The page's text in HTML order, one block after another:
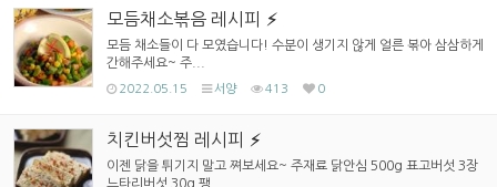
모듬채소볶음 레시피
모듬 채소들이 다 모였습니다! 수분이 생기지 않게 얼른 볶아 삼삼하게
간해주세요~ 주...
2022.05.15 서양 413 0
치킨버섯찜 레시피
이젠 닭을 튀기지 말고 쪄보세요~ 주재료 닭안심 500g 표고버섯 3장
느타리버섯 30g 팽...